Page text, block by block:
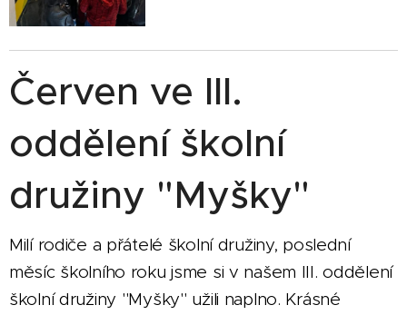
Červen ve III.
oddělení školní
družiny "Myšky"
Milí rodiče a přátelé školní družiny, poslední
měsíc školního roku jsme si v našem III. oddělení
školní družiny "Myšky" užili naplno. Krásné